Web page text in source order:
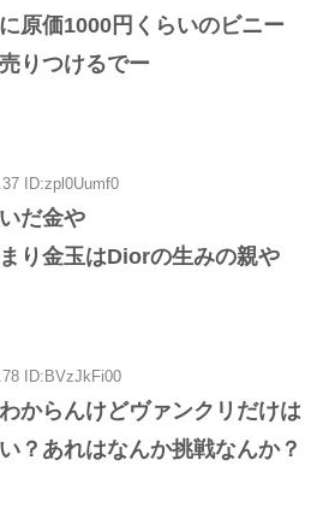
原価1000円くらいのビニー
りつけるでー
ID:zpl0Uumf0
だ金や
り金玉はDiorの生みの親や
ID:BVzJkFi00
からんけどヴァンクリだけは
？あれはなんか挑戦なんか？